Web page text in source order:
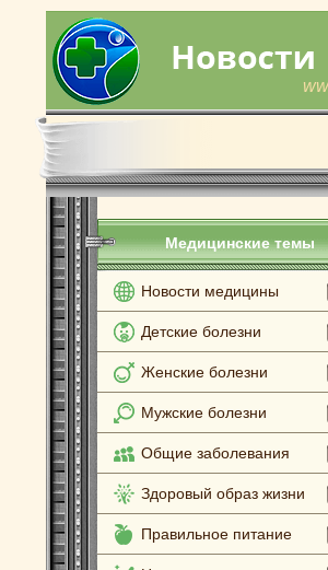
Медицинские темы
Новости медицины
Детские болезни
Женские болезни
Мужские болезни
Общие заболевания
Здоровый образ жизни
Правильное питание